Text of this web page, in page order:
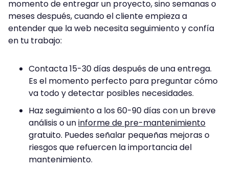
momento de entregar un proyecto, sino semanas o
meses después, cuando el cliente empieza a
entender que la web necesita seguimiento y confía
en tu trabajo:
Contacta 15-30 días después de una entrega.
Es el momento perfecto para preguntar cómo
va todo y detectar posibles necesidades.
Haz seguimiento a los 60-90 días con un breve
análisis o uninforme de pre-mantenimiento
gratuito. Puedes señalar pequeñas mejoras o
riesgos que refuercen la importancia del
mantenimiento.